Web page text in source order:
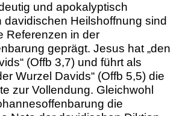
und apokalyptisch
davidischen Heilshoffnung sind
Referenzen in der
geprägt. Jesus hat „den
(Offb 3,7) und führt als
Wurzel Davids“ (Offb 5,5) die
zur Vollendung. Gleichwohl
die